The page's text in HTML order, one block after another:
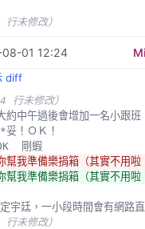
行未修改）
01 12:24
diff
行未修改）
妥！ＯＫ！
剛蝦
我準備樂捐箱（其實不用啦
我準備樂捐箱（其實不用啦
定宇廷，一小段時間會有網路直
行未修改）